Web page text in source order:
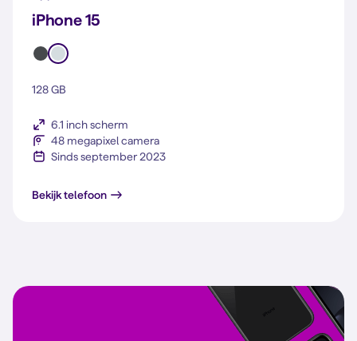
iPhone 15
128 GB
6.1 inch scherm
48 megapixel camera
Sinds september 2023
Bekijk telefooniPhone 15